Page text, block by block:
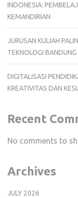
INDONESIA:
KEMANDIRIAN
JURUSAN KULIAH
TEKNOLOGI BANDUNG
DIGITALISASI
KREATIVITAS DAN
Recent
No comments to
Archives
JULY 2026